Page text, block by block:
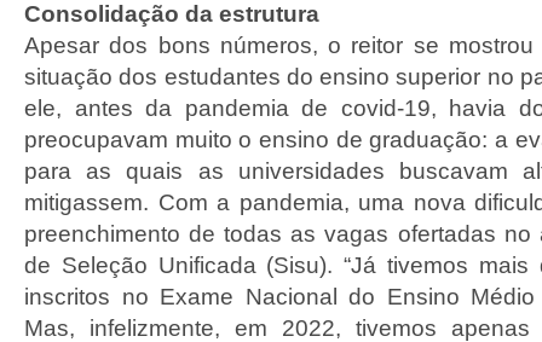
Consolidação da estrutura
Apesar dos bons números, o reitor se
situação dos estudantes do ensino superior no
ele, antes da pandemia de covid-19, havia
preocupavam muito o ensino de graduação: a
para as quais as universidades buscavam
mitigassem. Com a pandemia, uma nova
preenchimento de todas as vagas ofertadas no
de Seleção Unificada (Sisu). “Já tivemos
inscritos no Exame Nacional do Ensino
Mas, infelizmente, em 2022, tivemos